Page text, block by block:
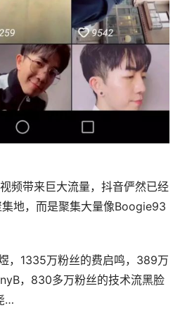
带来巨大流量，抖音俨然已经
地，而是聚集大量像Boogie93
1335万粉丝的费启鸣，389万
，830多万粉丝的技术流黑脸
…